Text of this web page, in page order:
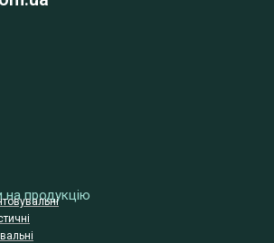
на продукцію